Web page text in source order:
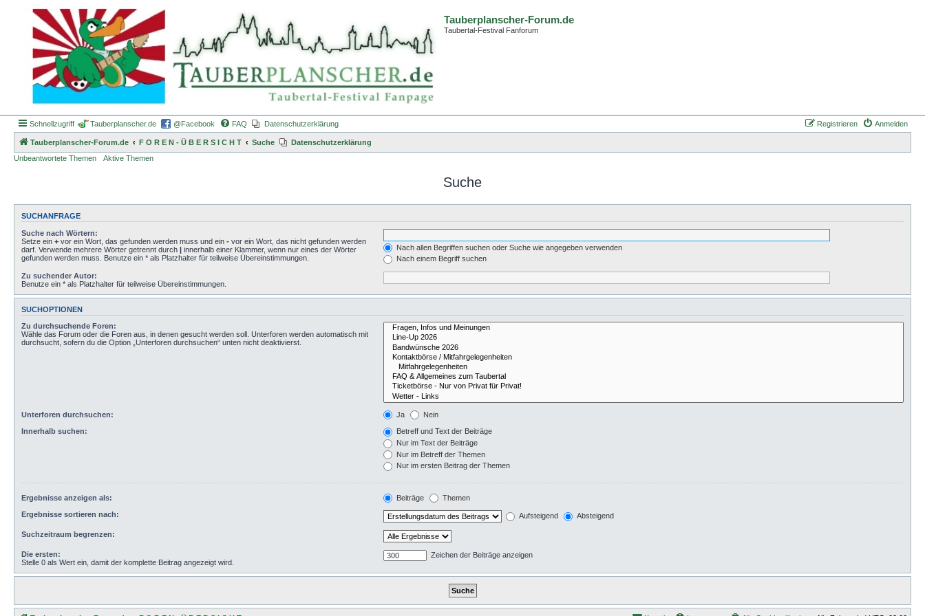
Tauberplanscher-Forum.de
Taubertal-Festival Fanforum
Schnellzugriff Tauberplanscher.de @Facebook FAQ Datenschutzerklärung Anmelden
Registrieren
Tauberplanscher-Forum.de F O R E N - Ü B E R S I C H T Suche
Datenschutzerklärung
Unbeantwortete Themen
Aktive Themen
Suche
SUCHANFRAGE
Suche nach Wörtern:
Setze ein + vor ein Wort, das gefunden werden muss und ein - vor ein Wort, das nicht gefunden werden
darf. Verwende mehrere Wörter getrennt durch | innerhalb einer Klammer, wenn nur eines der Wörter
gefunden werden muss. Benutze ein * als Platzhalter für teilweise Übereinstimmungen.
Nach allen Begriffen suchen oder Suche wie angegeben verwenden
Nach einem Begriff suchen
Zu suchender Autor:
Benutze ein * als Platzhalter für teilweise Übereinstimmungen.
SUCHOPTIONEN
Zu durchsuchende Foren:
Wähle das Forum oder die Foren aus, in denen gesucht werden soll. Unterforen werden automatisch mit
durchsucht, sofern du die Option „Unterforen durchsuchen“ unten nicht deaktivierst.
Unterforen durchsuchen: Ja Nein
Innerhalb suchen:
Betreff und Text der Beiträge
Nur im Text der Beiträge
Nur im Betreff der Themen
Nur im ersten Beitrag der Themen
Ergebnisse anzeigen als: Beiträge Themen
Ergebnisse sortieren nach: Aufsteigend Absteigend
Suchzeitraum begrenzen:
Die ersten:
Stelle 0 als Wert ein, damit der komplette Beitrag angezeigt wird.
Zeichen der Beiträge anzeigen